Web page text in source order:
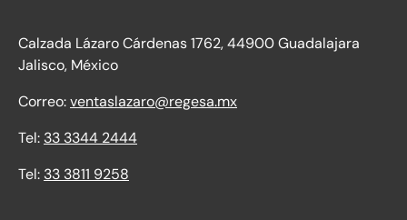
Calzada Lázaro Cárdenas 1762, 44900 Guadalajara
Jalisco, México
Correo:ventaslazaro@regesa.mx
Tel: 33 3344 2444
Tel: 33 3811 9258